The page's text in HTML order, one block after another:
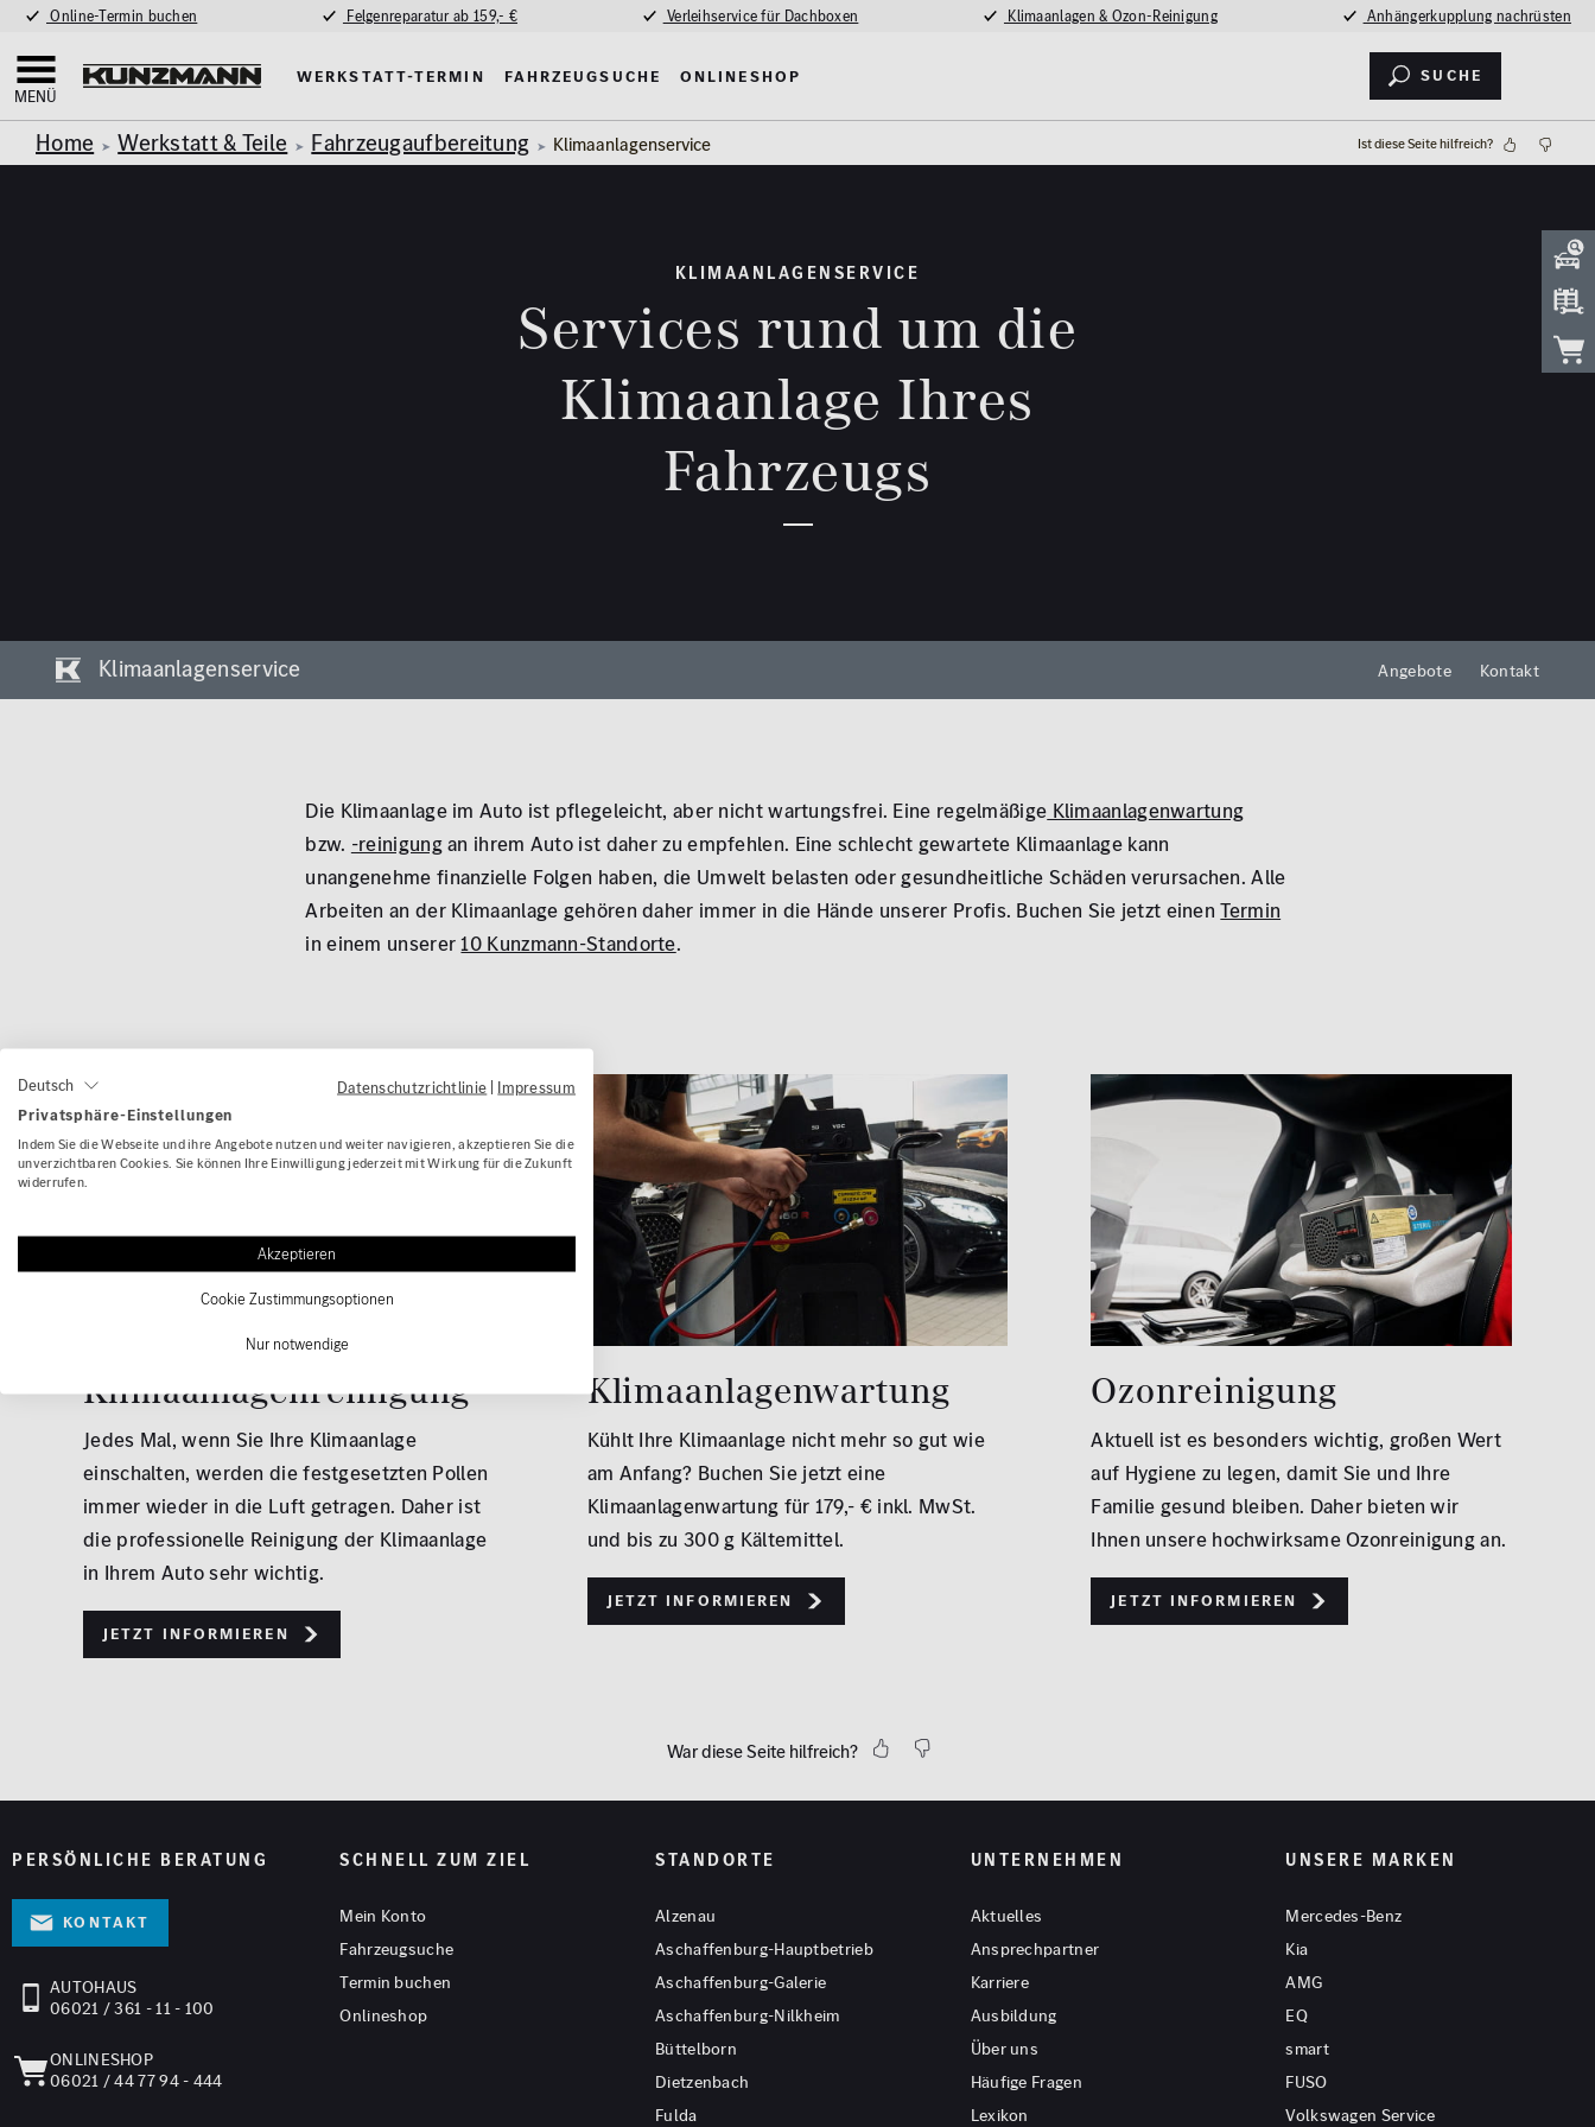
Online-Termin buchen Felgenreparatur ab 159,- € Verleihservice für Dachboxen Klimaanlagen & Ozon-Reinigung Anhängerkupplung nachrüsten
MENÜ
Werkstatt-Termin Fahrzeugsuche Onlineshop Suche
Home Werkstatt & Teile Fahrzeugaufbereitung Klimaanlagenservice Ist diese Seite hilfreich?
KLIMAANLAGENSERVICE
Services rund um die
Klimaanlage Ihres
Fahrzeugs
Klimaanlagenservice Angebote Kontakt
Die Klimaanlage im Auto ist pflegeleicht, aber nicht wartungsfrei. Eine regelmäßige Klimaanlagenwartung
bzw. -reinigungan ihrem Auto ist daher zu empfehlen. Eine schlecht gewartete Klimaanlage kann
unangenehme finanzielle Folgen haben, die Umwelt belasten oder gesundheitliche Schäden verursachen. Alle
Arbeiten an der Klimaanlage gehören daher immer in die Hände unserer Profis. Buchen Sie jetzt einenTermin
in einem unserer10 Kunzmann-Standorte.
Klimaanlagenreinigung
Jedes Mal, wenn Sie Ihre Klimaanlage
einschalten, werden die festgesetzten Pollen
immer wieder in die Luft getragen. Daher ist
die professionelle Reinigung der Klimaanlage
in Ihrem Auto sehr wichtig.
Jetzt informieren
Klimaanlagenwartung
Kühlt Ihre Klimaanlage nicht mehr so gut wie
am Anfang? Buchen Sie jetzt eine
Klimaanlagenwartung für 179,- € inkl. MwSt.
und bis zu 300 g Kältemittel.
Jetzt informieren
Ozonreinigung
Aktuell ist es besonders wichtig, großen Wert
auf Hygiene zu legen, damit Sie und Ihre
Familie gesund bleiben. Daher bieten wir
Ihnen unsere hochwirksame Ozonreinigung an.
Jetzt informieren
War diese Seite hilfreich?
PERSÖNLICHE BERATUNG
Kontakt
AUTOHAUS
06021 / 361 - 11 - 100
ONLINESHOP
06021 / 44 77 94 - 444
SCHNELL ZUM ZIEL
Mein Konto
Fahrzeugsuche
Termin buchen
Onlineshop
STANDORTE
Alzenau
Aschaffenburg-Hauptbetrieb
Aschaffenburg-Galerie
Aschaffenburg-Nilkheim
Büttelborn
Dietzenbach
Fulda
UNTERNEHMEN
Aktuelles
Ansprechpartner
Karriere
Ausbildung
Über uns
Häufige Fragen
Lexikon
UNSERE MARKEN
Mercedes-Benz
Kia
AMG
EQ
smart
FUSO
Volkswagen Service
Deutsch Datenschutzrichtlinie | Impressum
Privatsphäre-Einstellungen
Indem Sie die Webseite und ihre Angebote nutzen und weiter navigieren, akzeptieren Sie die
unverzichtbaren Cookies. Sie können Ihre Einwilligung jederzeit mit Wirkung für die Zukunft
widerrufen.
Akzeptieren
Cookie Zustimmungsoptionen
Nur notwendige